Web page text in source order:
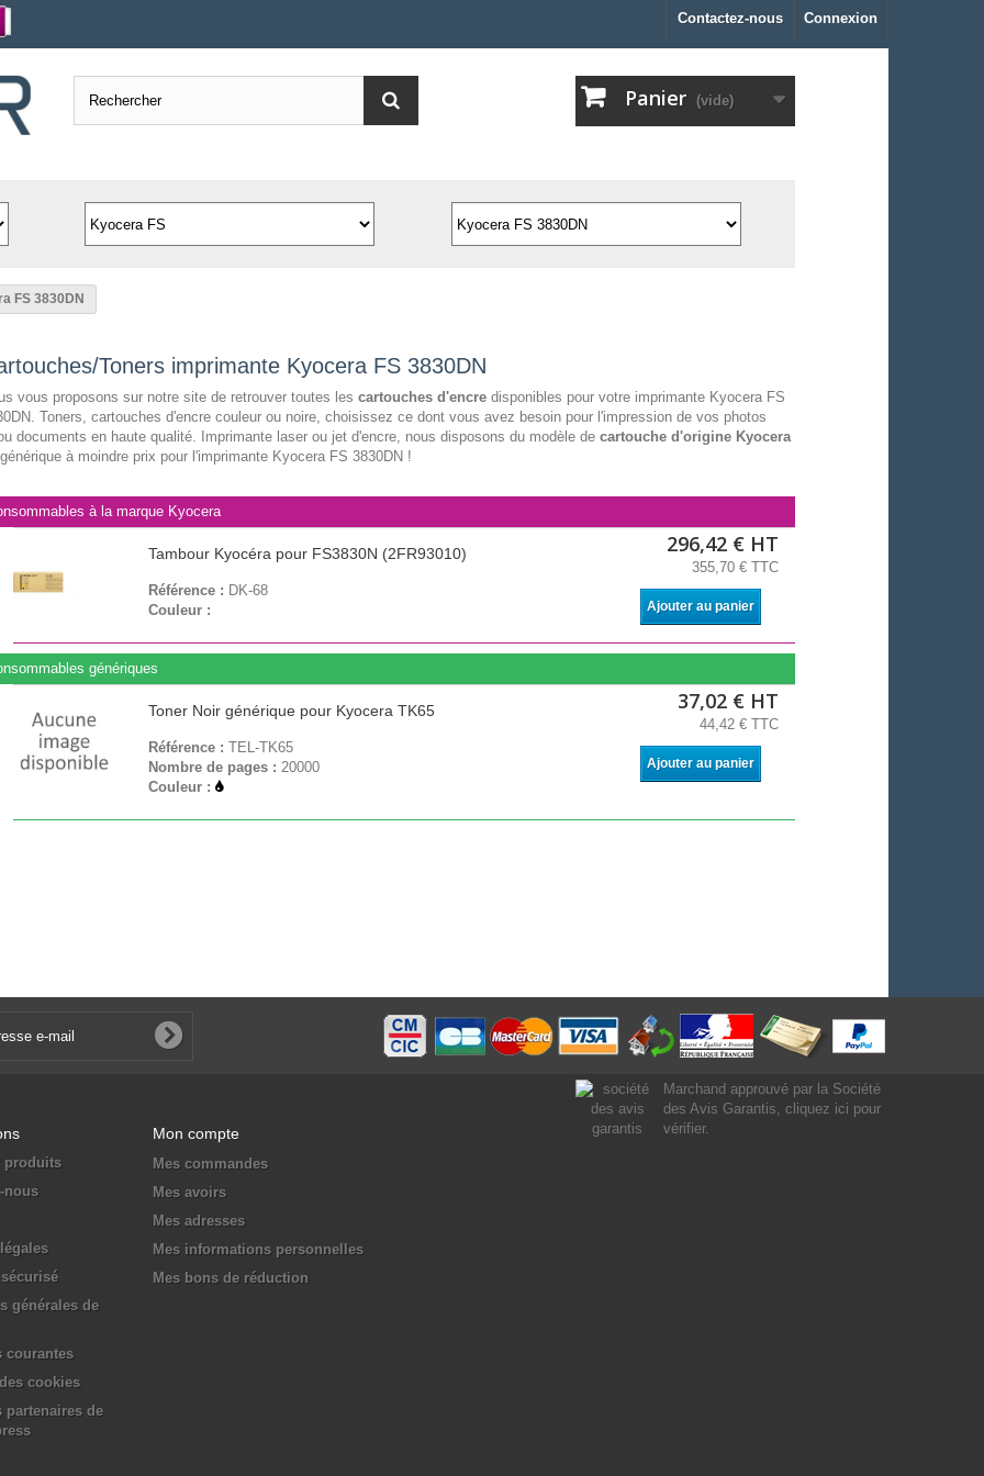
Connexion
Contactez-nous
Panier (vide)
FS 3830DN
Toners imprimante Kyocera FS 3830DN
vous proposons sur notre site de retrouver toutes les cartouches d'encredisponibles pour votre imprimante Kyocera FS
Toners, cartouches d'encre couleur ou noire, choisissez ce dont vous avez besoin pour l'impression de vos photos
documents en haute qualité. Imprimante laser ou jet d'encre, nous disposons du modèle de cartouche d'origine Kyocera
à moindre prix pour l'imprimante Kyocera FS 3830DN !
à la marque Kyocera
Tambour Kyocéra pour FS3830N (2FR93010)
Référence : DK-68
Couleur :
296,42 € HT
355,70 € TTC
Ajouter au panier
génériques
Toner Noir générique pour Kyocera TK65
Référence :TEL-TK65
Nombre de pages :20000
Couleur :
37,02 € HT
44,42 € TTC
Ajouter au panier
produits
nous
générales de
courantes
cookies
partenaires de
Mon compte
Mes commandes
Mes avoirs
Mes adresses
Mes informations personnelles
Mes bons de réduction
Marchand approuvé par la Société
des Avis Garantis, cliquez ici pour
vérifier.